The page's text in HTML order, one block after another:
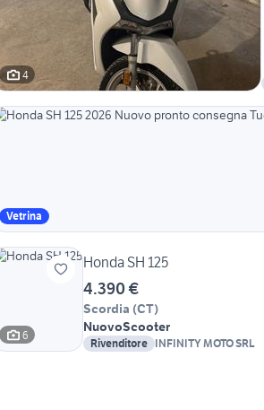
4
Vetrina
6
Honda SH 125
4.390 €
Scordia (CT)
NuovoScooter
Rivenditore INFINITY MOTO SRL